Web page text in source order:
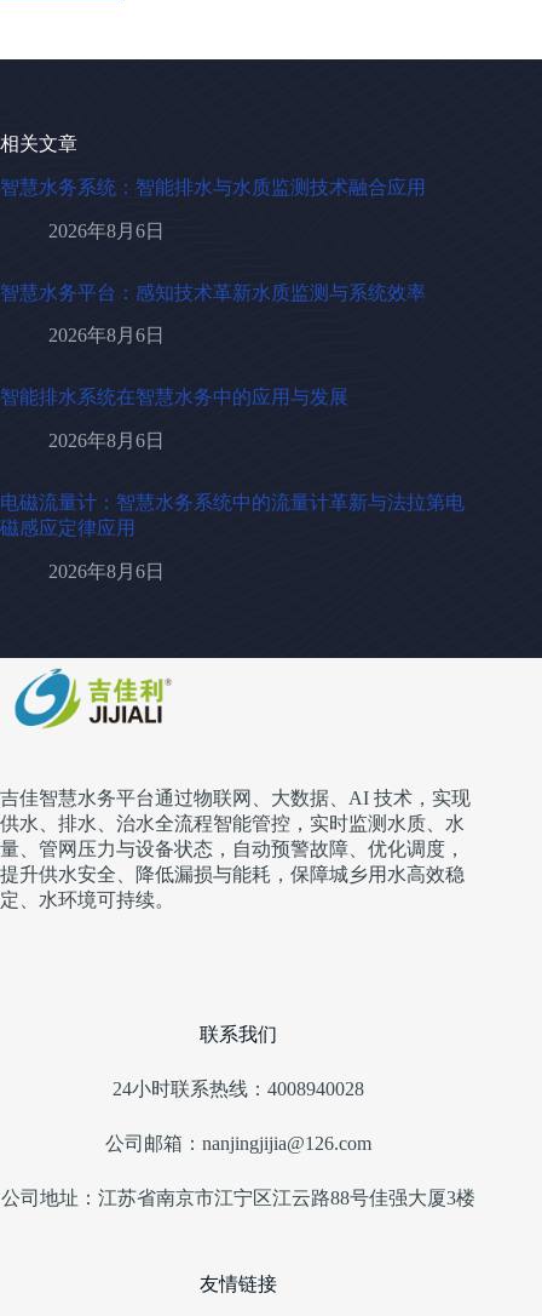
相关文章
智慧水务系统：智能排水与水质监测技术融合应用
2026年8月6日
智慧水务平台：感知技术革新水质监测与系统效率
2026年8月6日
智能排水系统在智慧水务中的应用与发展
2026年8月6日
电磁流量计：智慧水务系统中的流量计革新与法拉第电
磁感应定律应用
2026年8月6日
吉佳智慧水务平台通过物联网、大数据、AI 技术，实现
供水、排水、治水全流程智能管控，实时监测水质、水
量、管网压力与设备状态，自动预警故障、优化调度，
提升供水安全、降低漏损与能耗，保障城乡用水高效稳
定、水环境可持续。
联系我们
24小时联系热线：4008940028
公司邮箱：nanjingjijia@126.com
公司地址：江苏省南京市江宁区江云路88号佳强大厦3楼
友情链接